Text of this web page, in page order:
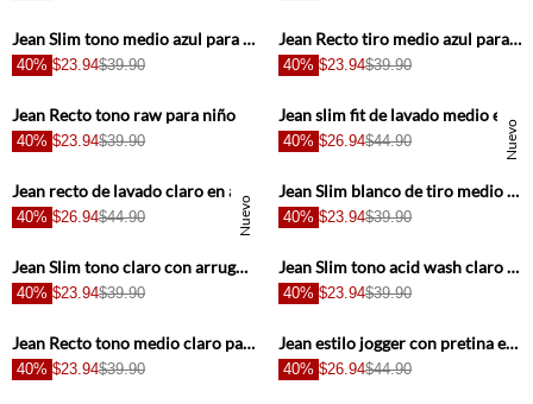
Jean Slim tono medio azul para niño
40% $23.94$39.90
Jean Recto tiro medio azul para niño
40% $23.94$39.90
Jean Recto tono raw para niño
40% $23.94$39.90 Nuevo
Jean slim fit de lavado medio en azul para niño
40% $26.94$44.90
Nuevo
Jean recto de lavado claro en azul para niño
40% $26.94$44.90
Jean Slim blanco de tiro medio para niño
40% $23.94$39.90
+
Jean Slim tono claro con arrugas 3D para niño
40% $23.94$39.90
+
Jean Slim tono acid wash claro para niño
40% $23.94$39.90
Jean Recto tono medio claro para niño
40% $23.94$39.90
Jean estilo jogger con pretina elástica negro para niño
40% $26.94$44.90